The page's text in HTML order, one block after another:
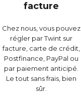
facture
Chez nous, vous pouvez
régler par Twint sur
facture, carte de crédit,
Postfinance, PayPal ou
par paiement anticipé.
Le tout sans frais, bien
sûr.